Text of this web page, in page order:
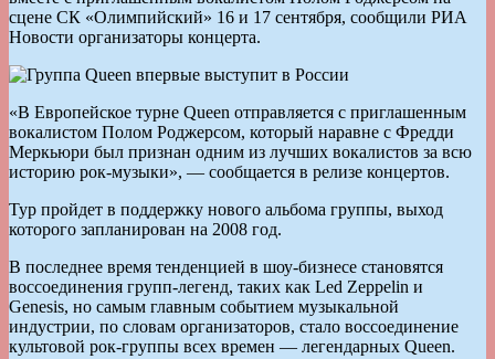
сцене СК «Олимпийский» 16 и 17 сентября, сообщили РИА
Новости организаторы концерта.
«В Европейское турне Queen отправляется с приглашенным
вокалистом Полом Роджерсом, который наравне с Фредди
Меркьюри был признан одним из лучших вокалистов за всю
историю рок-музыки», — сообщается в релизе концертов.
Тур пройдет в поддержку нового альбома группы, выход
которого запланирован на 2008 год.
В последнее время тенденцией в шоу-бизнесе становятся
воссоединения групп-легенд, таких как Led Zeppelin и
Genesis, но самым главным событием музыкальной
индустрии, по словам организаторов, стало воссоединение
культовой рок-группы всех времен — легендарных Queen.